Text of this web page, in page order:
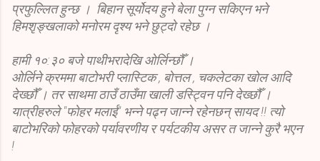
प्रफुल्लित हुन्छ । बिहान सूर्योदय हुने बेला पुग्न सकिएन भने
हिमशृङ्खलाको मनोरम दृश्य भने छुट्दो रहेछ ।
हामी १०:३० बजे पाथीभरादेखि ओर्लिन्छौँ ।
ओर्लिने क्रममा बाटोभरी प्लास्टिक , बोत्तल , चकलेटका खोल आदि
देख्छौँ । तर साथमा ठाउँ ठाउँमा खाली डस्ट्विन पनि देख्छौँ ।
यात्रीहरुले "फोहर मलाई" भन्ने पढ्न जान्ने रहेनछन् सायद !! त्यो
बाटोभरिको फोहरको पर्यावरणीय र पर्यटकीय असर त जान्ने कुरै भएन
!